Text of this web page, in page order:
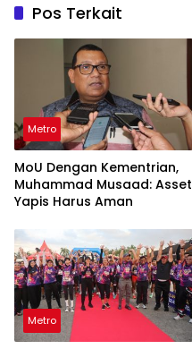
Pos Terkait
Metro
MoU Dengan Kementrian,
Muhammad Musaad: Asset
Yapis Harus Aman
Metro